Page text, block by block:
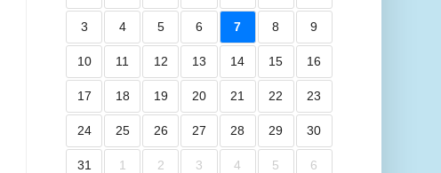
3 4 5 6 7 8 9
10 11 12 13 14 15 16
17 18 19 20 21 22 23
24 25 26 27 28 29 30
31 1 2 3 4 5 6